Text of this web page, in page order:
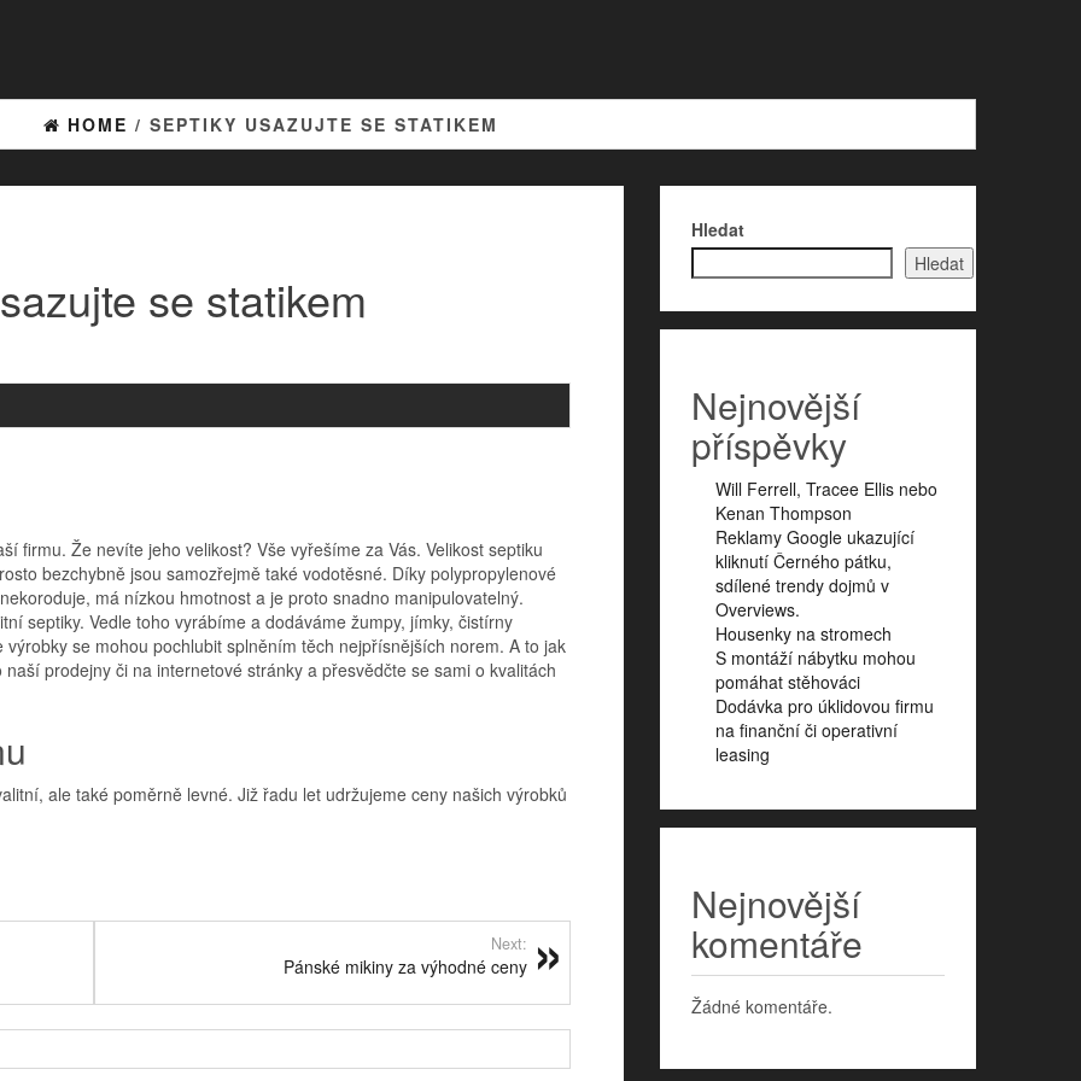
HOME / SEPTIKY USAZUJTE SE STATIKEM
se statikem
firmu. Že nevíte jeho velikost? Vše vyřešíme za Vás. Velikost septiku
bezchybně jsou samozřejmě také vodotěsné. Díky polypropylenové
má nízkou hmotnost a je proto snadno manipulovatelný.
septiky. Vedle toho vyrábíme a dodáváme žumpy, jímky, čistírny
se mohou pochlubit splněním těch nejpřísnějších norem. A to jak
prodejny či na internetové stránky a přesvědčte se sami o kvalitách
ale také poměrně levné. Již řadu let udržujeme ceny našich výrobků
Next:
Pánské mikiny za výhodné ceny
Hledat
Hledat
Nejnovější
příspěvky
Will Ferrell, Tracee Ellis nebo
Kenan Thompson
Reklamy Google ukazující
kliknutí Černého pátku,
sdílené trendy dojmů v
Overviews.
Housenky na stromech
S montáží nábytku mohou
pomáhat stěhováci
Dodávka pro úklidovou firmu
na finanční či operativní
leasing
Nejnovější
komentáře
Žádné komentáře.